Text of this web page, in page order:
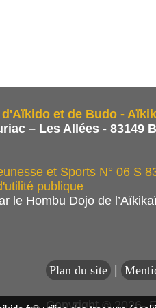
et de Budo -
– Les Allées - 83149
et Sports N° 06 S
publique
le Hombu Dojo de
Plan du site